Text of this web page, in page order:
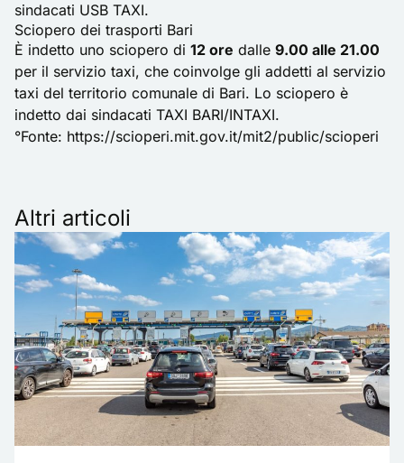
sindacati USB TAXI.
Sciopero dei trasporti Bari
È indetto uno sciopero di 12 ore dalle 9.00 alle 21.00
per il servizio taxi, che coinvolge gli addetti al servizio
taxi del territorio comunale di Bari. Lo sciopero è
indetto dai sindacati TAXI BARI/INTAXI.
°Fonte: https://scioperi.mit.gov.it/mit2/public/scioperi
Altri articoli